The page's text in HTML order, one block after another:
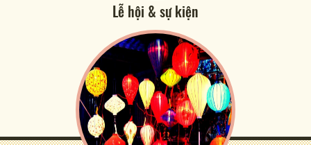
Lễ hội & sự kiện